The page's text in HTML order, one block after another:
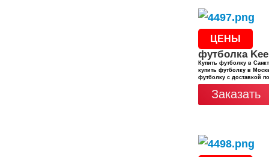
ЦЕНЫ
футболка
Купить футболку в
купить футболку в
футболку с доставкой
Заказать